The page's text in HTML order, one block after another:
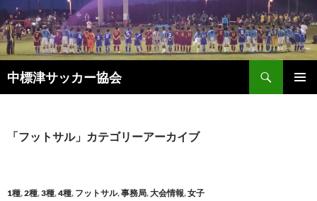
中標津サッカー協会
検
索
ン
キ
「フットサル」カテゴリーアーカイブ
1種,2種,3種,4種, フットサル,事務局,大会情報,女子